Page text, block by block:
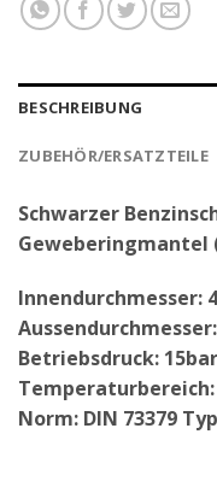
BESCHREIBUNG
ZUBEHÖR/ERSATZTEILE
Schwarzer
Innendurchmesser:
Betriebsdruck:
Temperaturbereich:
Norm: DIN 73379